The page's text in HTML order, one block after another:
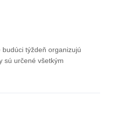
týždeň organizujú
sú určené všetkým